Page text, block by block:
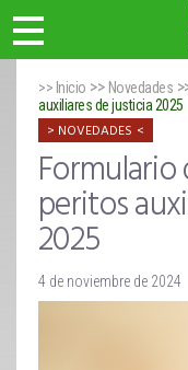
>> Inicio >> Novedades
auxiliares de justicia 2025
NOVEDADES
peritos
2025
4 de noviembre de 2024